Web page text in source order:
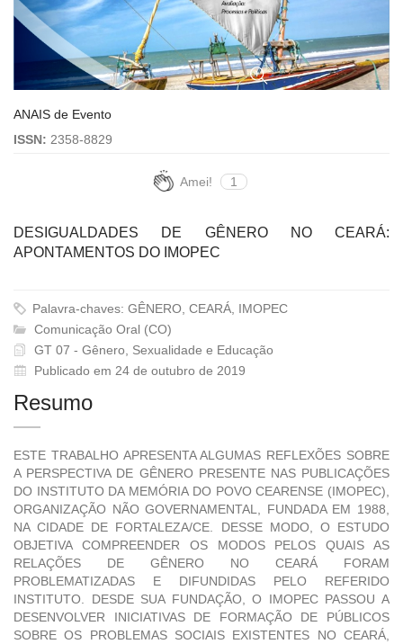
ANAIS de Evento
ISSN: 2358-8829
Amei! 1
DESIGUALDADES DE GÊNERO NO CEARÁ:
APONTAMENTOS DO IMOPEC
Palavra-chaves: GÊNERO, CEARÁ, IMOPEC
Comunicação Oral (CO)
GT 07 - Gênero, Sexualidade e Educação
Publicado em 24 de outubro de 2019
Resumo
ESTE TRABALHO APRESENTA ALGUMAS REFLEXÕES SOBRE
A PERSPECTIVA DE GÊNERO PRESENTE NAS PUBLICAÇÕES
DO INSTITUTO DA MEMÓRIA DO POVO CEARENSE (IMOPEC),
ORGANIZAÇÃO NÃO GOVERNAMENTAL, FUNDADA EM 1988,
NA CIDADE DE FORTALEZA/CE. DESSE MODO, O ESTUDO
OBJETIVA COMPREENDER OS MODOS PELOS QUAIS AS
RELAÇÕES DE GÊNERO NO CEARÁ FORAM
PROBLEMATIZADAS E DIFUNDIDAS PELO REFERIDO
INSTITUTO. DESDE SUA FUNDAÇÃO, O IMOPEC PASSOU A
DESENVOLVER INICIATIVAS DE FORMAÇÃO DE PÚBLICOS
SOBRE OS PROBLEMAS SOCIAIS EXISTENTES NO CEARÁ,